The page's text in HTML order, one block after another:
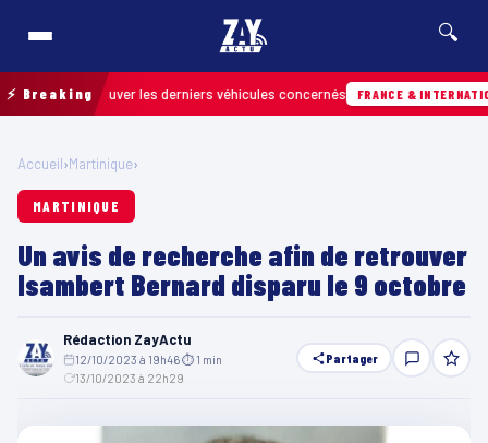
🔍
⚡ Breaking
retrouver les derniers véhicules concernés FRANCE & INTERNATIONALE
Accueil›Martinique›
MARTINIQUE
Un avis de recherche afin de retrouver
Isambert Bernard disparu le 9 octobre
Rédaction ZayActu
12/10/2023 à 19h46⏱ 1 min
13/10/2023 à 22h29
Partager